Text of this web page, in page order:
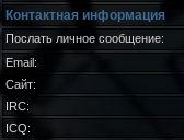
Контактная информация
Послать личное сообщение:
Email:
Сайт:
IRC:
ICQ: